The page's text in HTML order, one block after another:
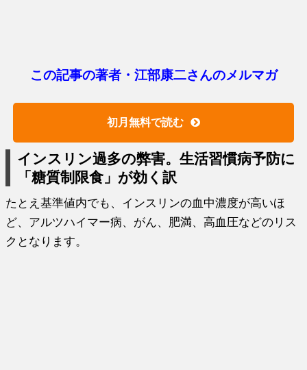
この記事の著者・江部康二さんのメルマガ
初月無料で読む
インスリン過多の弊害。生活習慣病予防に
「糖質制限食」が効く訳
たとえ基準値内でも、インスリンの血中濃度が高いほ
ど、アルツハイマー病、がん、肥満、高血圧などのリス
クとなります。